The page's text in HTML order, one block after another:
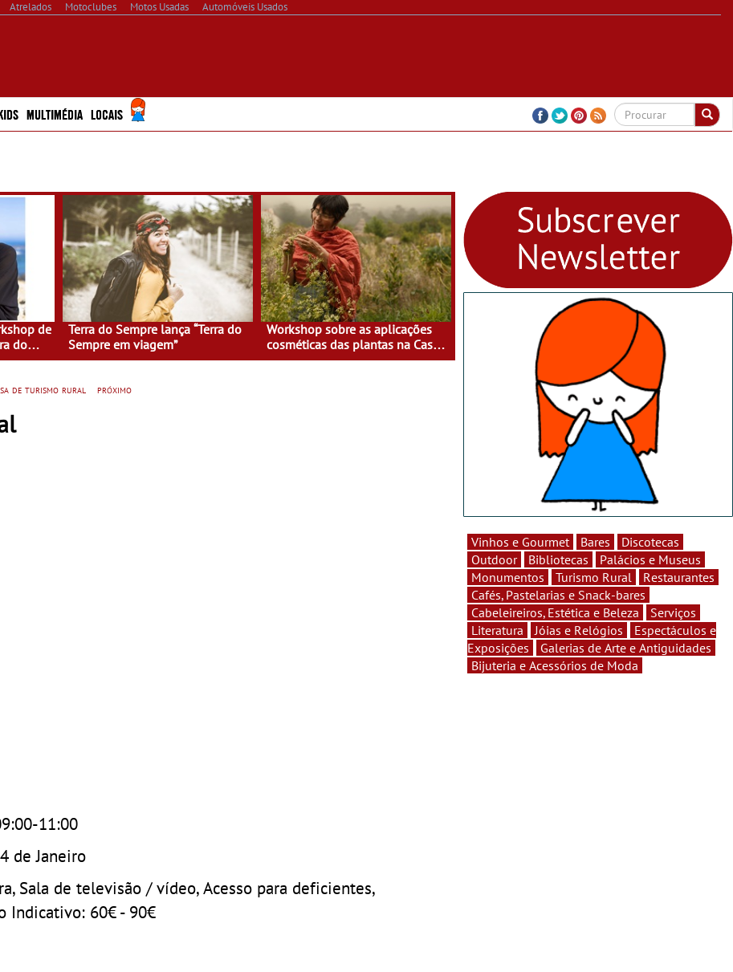
Atrelados Motoclubes Motos Usadas Automóveis Usados
KIDS MULTIMÉDIA LOCAIS
de
do
Terra do Sempre lança “Terra do
Sempre em viagem”
Workshop sobre as aplicações
cosméticas das plantas na Casa
do Eido – Gerês
de turismo rural próximo
11:00
de Janeiro
Sala de televisão / vídeo, Acesso para deficientes,
Indicativo: 60€ - 90€
Vinhos e Gourmet Bares
Discotecas
Outdoor
Bibliotecas
Palácios e Museus
Monumentos
Turismo Rural
Restaurantes
Cafés, Pastelarias e Snack-bares
Cabeleireiros, Estética e Beleza
Serviços
Literatura
Jóias e Relógios
Espectáculos e
Exposições
Galerias de Arte e Antiguidades
Bijuteria e Acessórios de Moda